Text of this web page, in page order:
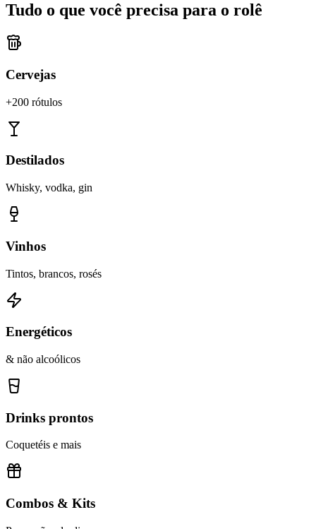
Tudo o que você precisa para o rolê
Cervejas
+200 rótulos
Destilados
Whisky, vodka, gin
Vinhos
Tintos, brancos, rosés
Energéticos
& não alcoólicos
Drinks prontos
Coquetéis e mais
Combos & Kits